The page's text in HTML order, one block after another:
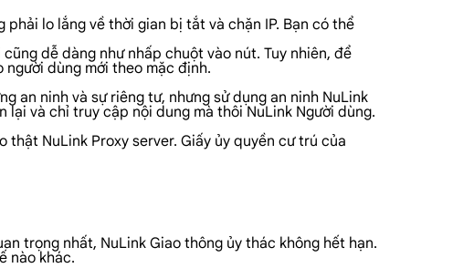
lo lắng về thời gian bị tắt và chặn IP. Bạn có thể
dễ dàng như nhấp chuột vào nút. Tuy nhiên, để
dùng mới theo mặc định.
an ninh và sự riêng tư, nhưng sử dụng an ninh NuLink
và chỉ truy cập nội dung mà thôi NuLink Người dùng.
NuLink Proxy server. Giấy ủy quyền cư trú của
trọng nhất, NuLink Giao thông ủy thác không hết hạn.
nào khác.